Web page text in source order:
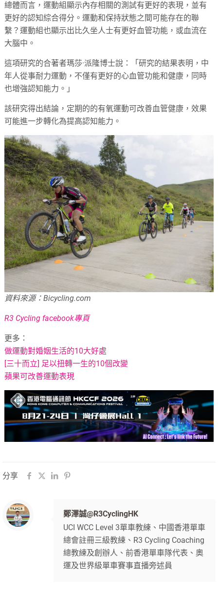
總體而言，運動組顯示內存相關的測試有更好的表現，並有
更好的認知綜合得分。運動和保持狀態之間可能存在的聯
繫？運動組也顯示出比久坐人士有更好血管功能，或血流在
大腦中。
這項研究的合著者瑪莎·派隆博士說：「研究的結果表明，中
年人從事耐力運動，不僅有更好的心血管功能和健康，同時
也增強認知能力。」
該研究得出結論，定期的的有氧運動可改善血管健康，效果
可能進一步轉化為提高認知能力。
資料來源：Bicycling.com
R3 Cycling facebook專頁
更多：
做運動對婚姻生活的10大好處
[三十而立] 足以扭轉一生的10個改變
蘋果可改善運動表現
分享
鄭澤誠@R3CyclingHK
UCI WCC Level 3單車教練、中國香港單車
總會註冊三級教練、R3 Cycling Coaching
總教練及創辦人、前香港單車隊代表、奧
運及世界級單車賽事直播旁述員